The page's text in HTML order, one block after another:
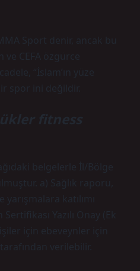
Sport denir, ancak bu
ve CEFA özgürce
“İslam’ın yüze
spor ini değildir.
fitness
belgelerle İl/Bölge
a) Sağlık raporu,
katılımı
Yazılı Onay (Ek
için ebeveynler için
verilebilir.